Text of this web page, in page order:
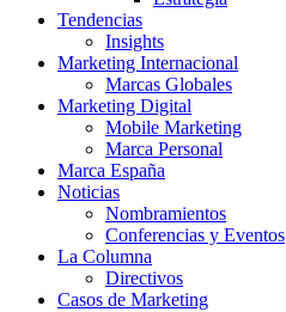
Tendencias
Insights
Marketing Internacional
Marcas Globales
Marketing Digital
Mobile Marketing
Marca Personal
Marca España
Noticias
Nombramientos
Conferencias y Eventos
La Columna
Directivos
Casos de Marketing